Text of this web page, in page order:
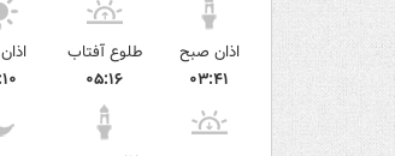
اذان صبح
۰۳:۴۱
طلوع آفتاب
۰۵:۱۶